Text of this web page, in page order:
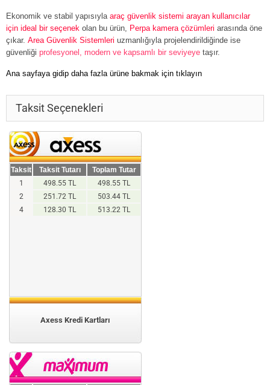
Ekonomik ve stabil yapısıyla araç güvenlik sistemi arayan kullanıcılar
için ideal bir seçenek olan bu ürün, Perpa kamera çözümleri arasında öne
çıkar. Area Güvenlik Sistemleri uzmanlığıyla projelendirildiğinde ise
güvenliği profesyonel, modern ve kapsamlı bir seviyeye taşır.
Ana sayfaya gidip daha fazla ürüne bakmak için tıklayın
Taksit Seçenekleri
Taksit Taksit Tutarı
Toplam Tutar
1
498.55 TL
498.55 TL
2
251.72 TL
503.44 TL
4
128.30 TL 513.22 TL
Axess Kredi Kartları